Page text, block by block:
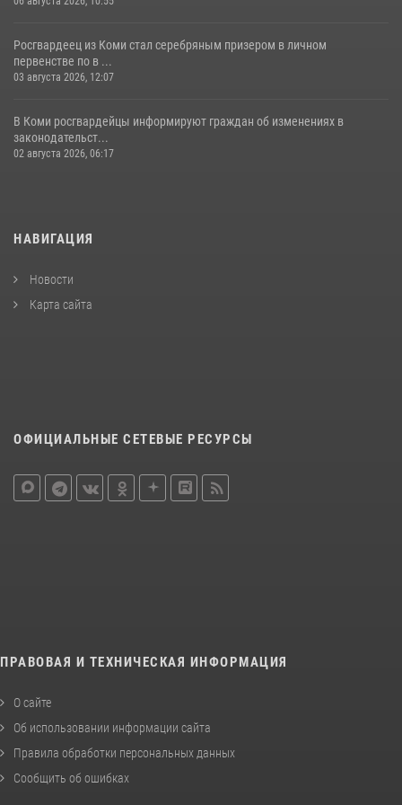
Росгвардеец из Коми стал серебряным призером в личном
первенстве по в ...
03 августа 2026, 12:07
В Коми росгвардейцы информируют граждан об изменениях в
законодательст...
02 августа 2026, 06:17
НАВИГАЦИЯ
Новости
Карта сайта
ОФИЦИАЛЬНЫЕ СЕТЕВЫЕ РЕСУРСЫ
ПРАВОВАЯ И ТЕХНИЧЕСКАЯ ИНФОРМАЦИЯ
О сайте
Об использовании информации сайта
Правила обработки персональных данных
Сообщить об ошибках